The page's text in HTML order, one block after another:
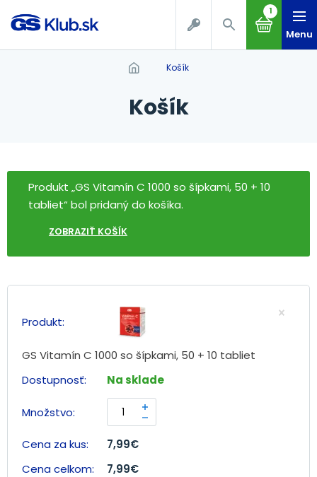
1
Menu
Košík
Košík
Produkt „GS Vitamín C 1000 so šípkami, 50 + 10
tabliet“ bol pridaný do košíka.
ZOBRAZIŤ KOŠÍK
GS Vitamín C 1000 so šípkami, 50 + 10 tabliet
Na sklade
7,99€
7,99€